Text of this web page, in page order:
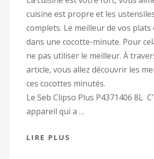
cuisine est propre et les
complets. Le meilleur de vos
dans une cocotte-minute. Pour
ne pas utiliser le meilleur. À
article, vous allez découvrir les
ces cocottes minutés.
Le Seb Clipso Plus P4371406 8L
appareil qui a …
LIRE PLUS